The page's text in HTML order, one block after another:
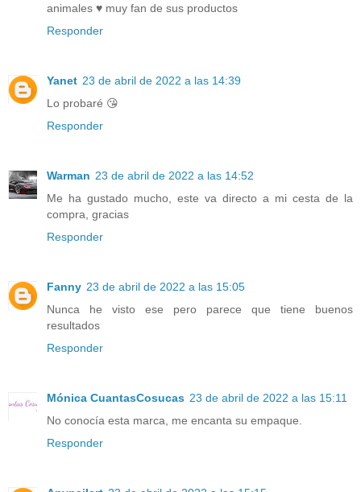
animales ♥️ muy fan de sus productos
Responder
Yanet 23 de abril de 2022 a las 14:39
Lo probaré 😘
Responder
Warman 23 de abril de 2022 a las 14:52
Me ha gustado mucho, este va directo a mi cesta de la
compra, gracias
Responder
Fanny 23 de abril de 2022 a las 15:05
Nunca he visto ese pero parece que tiene buenos
resultados
Responder
Mónica CuantasCosucas 23 de abril de 2022 a las 15:11
No conocía esta marca, me encanta su empaque.
Responder